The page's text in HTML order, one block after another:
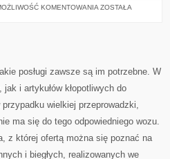
KOMENTOWANIA CZASEM
ZOSTAŁA
posługi zawsze są im potrzebne. W
i artykułów kłopotliwych do
wielkiej przeprowadzki,
ma się do tego odpowiedniego wozu.
z której ofertą można się poznać na
i biegłych, realizowanych we